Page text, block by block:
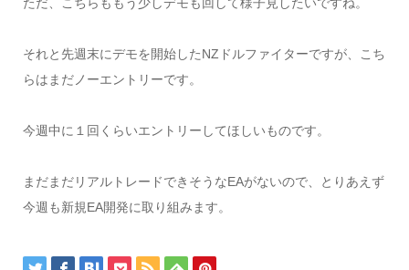
それと先週末にデモを開始したNZドルファイターですが、こち
らはまだノーエントリーです。
今週中に１回くらいエントリーしてほしいものです。
まだまだリアルトレードできそうなEAがないので、とりあえず
今週も新規EA開発に取り組みます。